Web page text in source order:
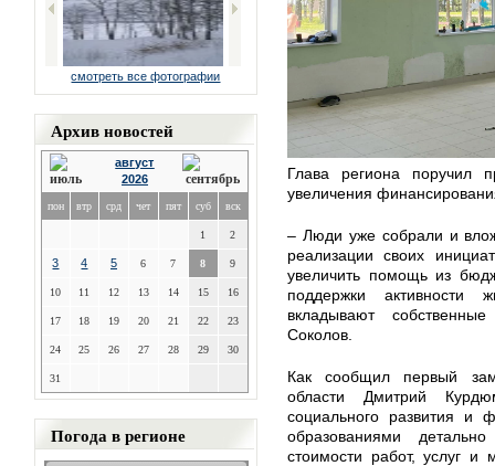
смотреть все фотографии
Архив новостей
август
2026
пон втр срд чет пят суб вск
1 2
3 4 5 6 7 8 9
10 11 12 13 14 15 16
17 18 19 20 21 22 23
24 25 26 27 28 29 30
31
Погода в регионе
Глава региона поручил
увеличения
– Люди уже собрали и
реализации своих
увеличить помощь из
поддержки активности
вкладывают
Соколов.
Как сообщил первый
области Дмитрий
социального развития и
образованиями
стоимости работ, услуг и